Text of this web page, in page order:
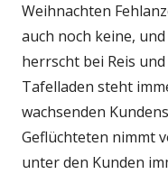
Weihnachten
auch noch keine,
herrscht bei Reis
Tafelladen steht
wachsenden
Geflüchteten nimmt
unter den Kunden